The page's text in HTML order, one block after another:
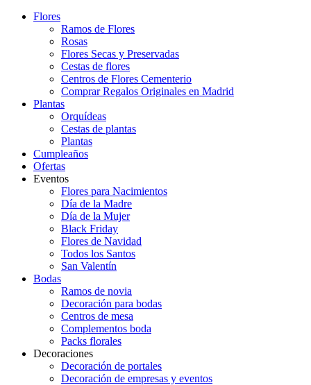
Flores
Ramos de Flores
Rosas
Flores Secas y Preservadas
Cestas de flores
Centros de Flores Cementerio
Comprar Regalos Originales en Madrid
Plantas
Orquídeas
Cestas de plantas
Plantas
Cumpleaños
Ofertas
Eventos
Flores para Nacimientos
Día de la Madre
Día de la Mujer
Black Friday
Flores de Navidad
Todos los Santos
San Valentín
Bodas
Ramos de novia
Decoración para bodas
Centros de mesa
Complementos boda
Packs florales
Decoraciones
Decoración de portales
Decoración de empresas y eventos